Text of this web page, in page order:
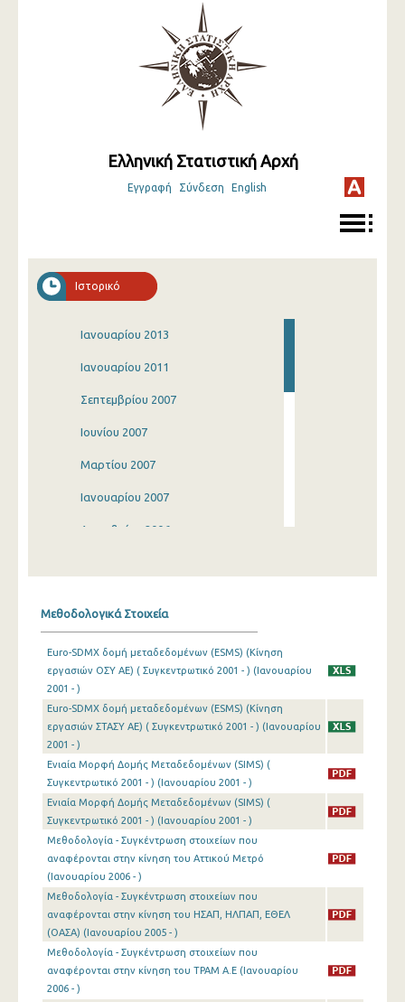
Ελληνική Στατιστική Αρχή
Εγγραφή Σύνδεση English
Ιστορικό
Ιανουαρίου 2013
Ιανουαρίου 2011
Σεπτεμβρίου 2007
Ιουνίου 2007
Μαρτίου 2007
Ιανουαρίου 2007
Δεκεμβρίου 2006
Ιανουαρίου 2006
Ιανουαρίου 2004
Ιανουαρίου 2003
Δεκεμβρίου 2002
Ιανουαρίου 2002
Δεκεμβρίου 2001
Ιανουαρίου 2001
Μεθοδολογικά Στοιχεία
Euro-SDMX δομή μεταδεδομένων (ESMS) (Κίνηση
εργασιών ΟΣΥ ΑΕ) ( Συγκεντρωτικό 2001 - ) (Ιανουαρίου
2001 - )
Euro-SDMX δομή μεταδεδομένων (ESMS) (Κίνηση
εργασιών ΣΤΑΣΥ ΑΕ) ( Συγκεντρωτικό 2001 - ) (Ιανουαρίου
2001 - )
Ενιαία Μορφή Δομής Μεταδεδομένων (SIMS) (
Συγκεντρωτικό 2001 - ) (Ιανουαρίου 2001 - )
Ενιαία Μορφή Δομής Μεταδεδομένων (SIMS) (
Συγκεντρωτικό 2001 - ) (Ιανουαρίου 2001 - )
Μεθοδολογία - Συγκέντρωση στοιχείων που
αναφέρονται στην κίνηση του Αττικού Μετρό
(Ιανουαρίου 2006 - )
Μεθοδολογία - Συγκέντρωση στοιχείων που
αναφέρονται στην κίνηση του ΗΣΑΠ, ΗΛΠΑΠ, ΕΘΕΛ
(ΟΑΣΑ) (Ιανουαρίου 2005 - )
Μεθοδολογία - Συγκέντρωση στοιχείων που
αναφέρονται στην κίνηση του ΤΡΑΜ Α.Ε (Ιανουαρίου
2006 - )